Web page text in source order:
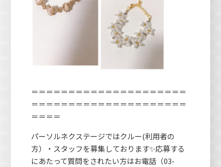
＝＝＝＝＝＝＝＝＝＝＝＝＝＝＝＝＝＝＝＝＝
＝＝＝＝＝＝＝＝＝＝＝＝＝＝＝＝＝＝＝＝＝
＝＝＝＝
パーソルネクステージではクルー(利用者の
方）・スタッフを募集しております✨応募する
にあたって質問をされたい方はお電話（03-